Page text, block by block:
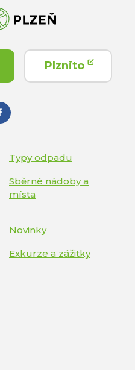
Plznito
Typy odpadu
Sběrné nádoby a
místa
Novinky
Exkurze a zážitky